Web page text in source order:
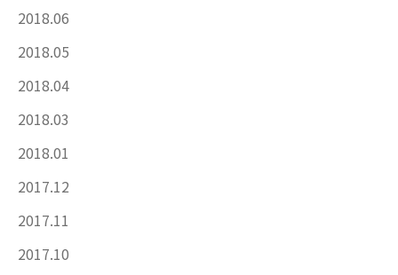
2018.06
2018.05
2018.04
2018.03
2018.01
2017.12
2017.11
2017.10